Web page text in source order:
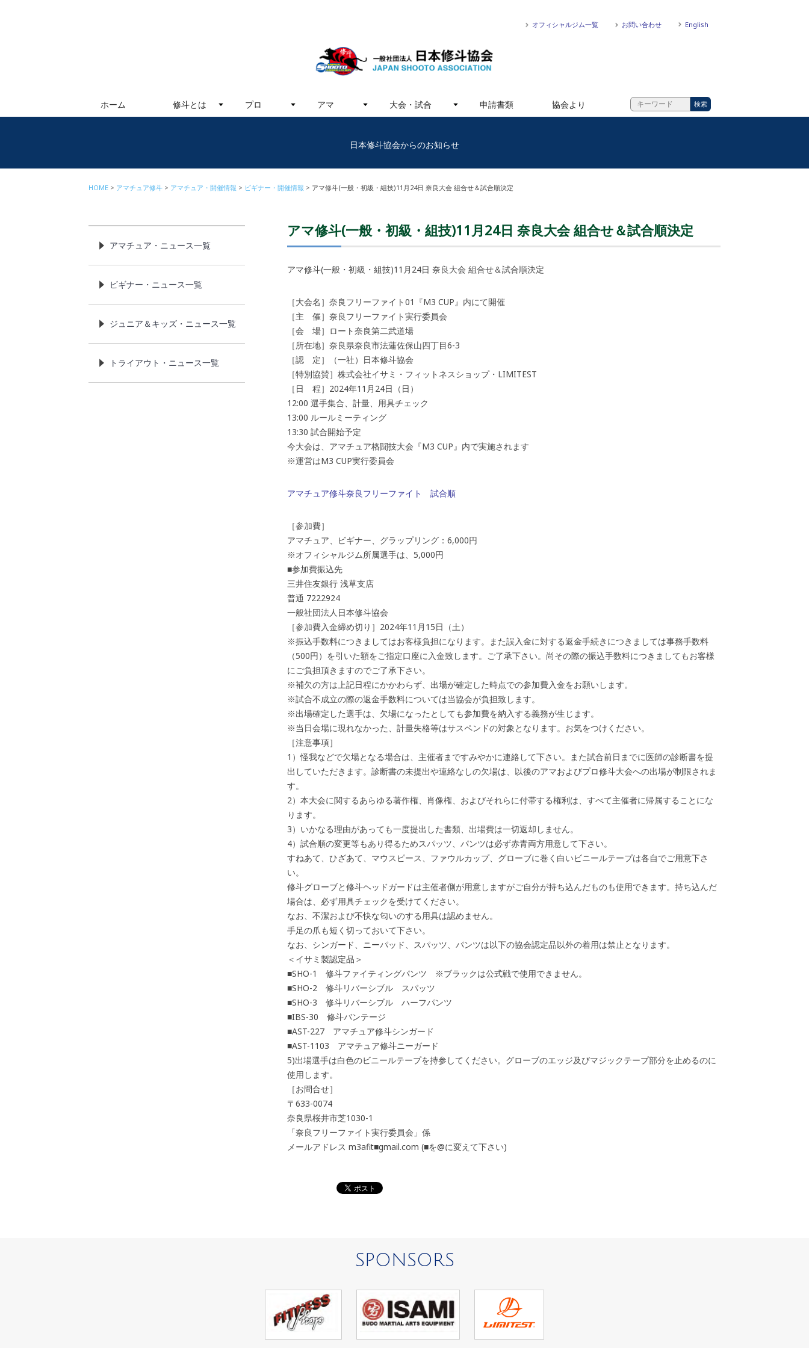
オフィシャルジム一覧 お問い合わせ English
ホーム 修斗とは プロ アマ 大会・試合 申請書類 協会より
日本修斗協会からのお知らせ
HOME アマチュア修斗 アマチュア・開催情報 ビギナー・開催情報 アマ修斗(一般・初級・組技)11月24日 奈良大会 組合せ＆試合順決定
アマ修斗(一般・初級・組技)11月24日 奈良大会 組合せ＆試合順決定
アマ修斗(一般・初級・組技)11月24日 奈良大会 組合せ＆試合順決定
［大会名］奈良フリーファイト01『M3 CUP』内にて開催
［主 催］奈良フリーファイト実行委員会
［会 場］ロート奈良第二武道場
［所在地］奈良県奈良市法蓮佐保山四丁目6-3
［認 定］（一社）日本修斗協会
［特別協賛］株式会社イサミ・フィットネスショップ・LIMITEST
［日 程］2024年11月24日（日）
12:00 選手集合、計量、用具チェック
13:00 ルールミーティング
13:30 試合開始予定
今大会は、アマチュア格闘技大会『M3 CUP』内で実施されます
※運営はM3 CUP実行委員会
アマチュア修斗奈良フリーファイト 試合順
［参加費］
アマチュア、ビギナー、グラップリング：6,000円
※オフィシャルジム所属選手は、5,000円
■参加費振込先
三井住友銀行 浅草支店
普通 7222924
一般社団法人日本修斗協会
［参加費入金締め切り］2024年11月15日（土）
※振込手数料につきましてはお客様負担になります。また誤入金に対する返金手続きにつきましては事務手数料
（500円）を引いた額をご指定口座に入金致します。ご了承下さい。尚その際の振込手数料につきましてもお客様
にご負担頂きますのでご了承下さい。
※補欠の方は上記日程にかかわらず、出場が確定した時点での参加費入金をお願いします。
※試合不成立の際の返金手数料については当協会が負担致します。
※出場確定した選手は、欠場になったとしても参加費を納入する義務が生じます。
※当日会場に現れなかった、計量失格等はサスペンドの対象となります。お気をつけください。
［注意事項］
1）怪我などで欠場となる場合は、主催者まですみやかに連絡して下さい。また試合前日までに医師の診断書を提
出していただきます。診断書の未提出や連絡なしの欠場は、以後のアマおよびプロ修斗大会への出場が制限されま
す。
2）本大会に関するあらゆる著作権、肖像権、およびそれらに付帯する権利は、すべて主催者に帰属することにな
ります。
3）いかなる理由があっても一度提出した書類、出場費は一切返却しません。
4）試合順の変更等もあり得るためスパッツ、パンツは必ず赤青両方用意して下さい。
すねあて、ひざあて、マウスピース、ファウルカップ、グローブに巻く白いビニールテープは各自でご用意下さ
い。
修斗グローブと修斗ヘッドガードは主催者側が用意しますがご自分が持ち込んだものも使用できます。持ち込んだ
場合は、必ず用具チェックを受けてください。
なお、不潔および不快な匂いのする用具は認めません。
手足の爪も短く切っておいて下さい。
なお、シンガード、ニーパッド、スパッツ、パンツは以下の協会認定品以外の着用は禁止となります。
＜イサミ製認定品＞
■SHO-1 修斗ファイティングパンツ ※ブラックは公式戦で使用できません。
■SHO-2 修斗リバーシブル スパッツ
■SHO-3 修斗リバーシブル ハーフパンツ
■IBS-30 修斗バンテージ
■AST-227 アマチュア修斗シンガード
■AST-1103 アマチュア修斗ニーガード
5)出場選手は白色のビニールテープを持参してください。グローブのエッジ及びマジックテープ部分を止めるのに
使用します。
［お問合せ］
〒633-0074
奈良県桜井市芝1030-1
「奈良フリーファイト実行委員会」係
メールアドレス m3afit■gmail.com (■を@に変えて下さい)
アマチュア・ニュース一覧
ビギナー・ニュース一覧
ジュニア＆キッズ・ニュース一覧
トライアウト・ニュース一覧
SPONSORS